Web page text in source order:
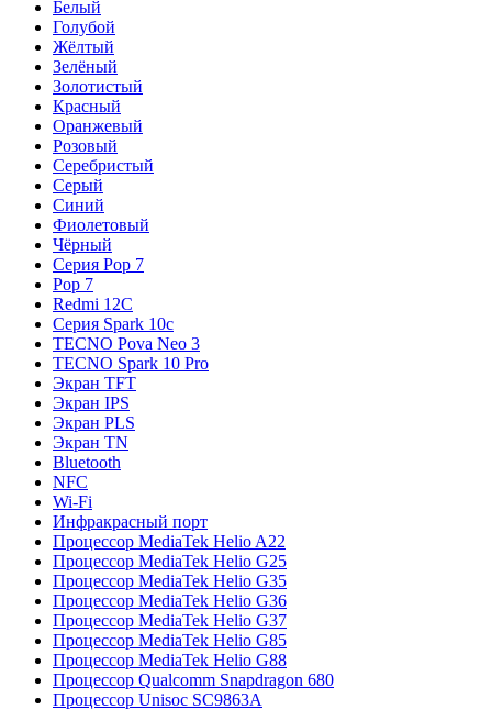
Белый
Голубой
Жёлтый
Зелёный
Золотистый
Красный
Оранжевый
Розовый
Серебристый
Серый
Синий
Фиолетовый
Чёрный
Серия Pop 7
Pop 7
Redmi 12C
Серия Spark 10c
TECNO Pova Neo 3
TECNO Spark 10 Pro
Экран TFT
Экран IPS
Экран PLS
Экран TN
Bluetooth
NFC
Wi-Fi
Инфракрасный порт
Процессор MediaTek Helio A22
Процессор MediaTek Helio G25
Процессор MediaTek Helio G35
Процессор MediaTek Helio G36
Процессор MediaTek Helio G37
Процессор MediaTek Helio G85
Процессор MediaTek Helio G88
Процессор Qualcomm Snapdragon 680
Процессор Unisoc SC9863A